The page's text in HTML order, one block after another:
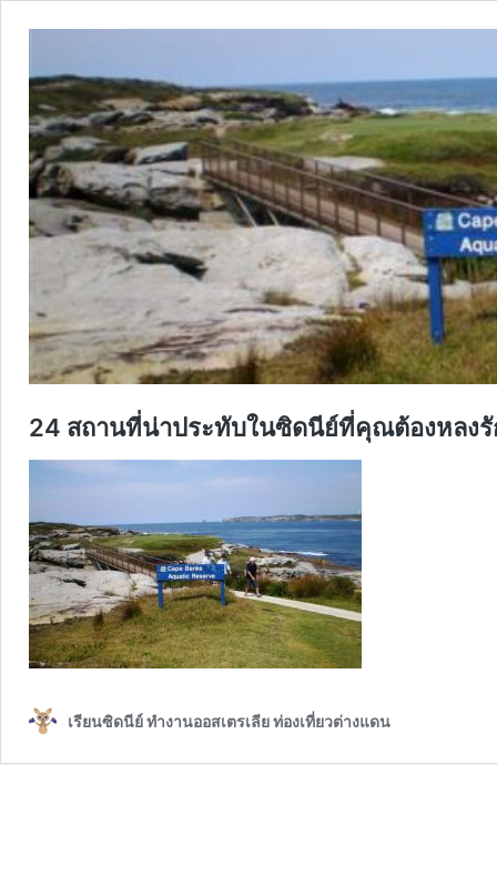
24 สถานที่น่าประทับในซิดนีย์ที่คุณต้องหลงรั
เรียนซิดนีย์ ทำงานออสเตรเลีย ท่องเที่ยวต่างแดน